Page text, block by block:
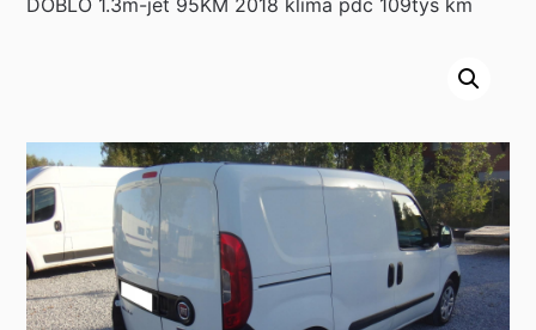
DOBLO 1.3m-jet 95KM 2018 klima pdc 109tys km